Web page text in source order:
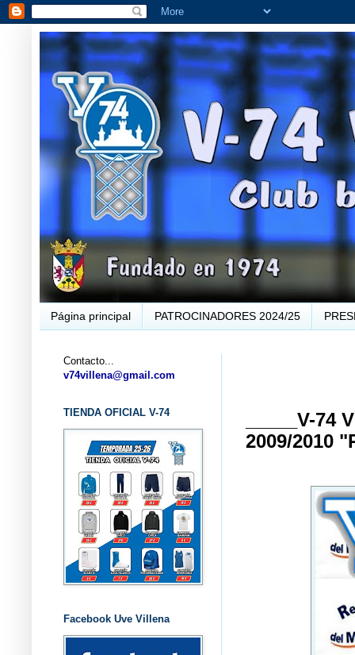
Página principal PATROCINADORES 2024/25
_____V-74
2009/2010
Contacto...
v74villena@gmail.com
TIENDA OFICIAL V-74
Facebook Uve Villena